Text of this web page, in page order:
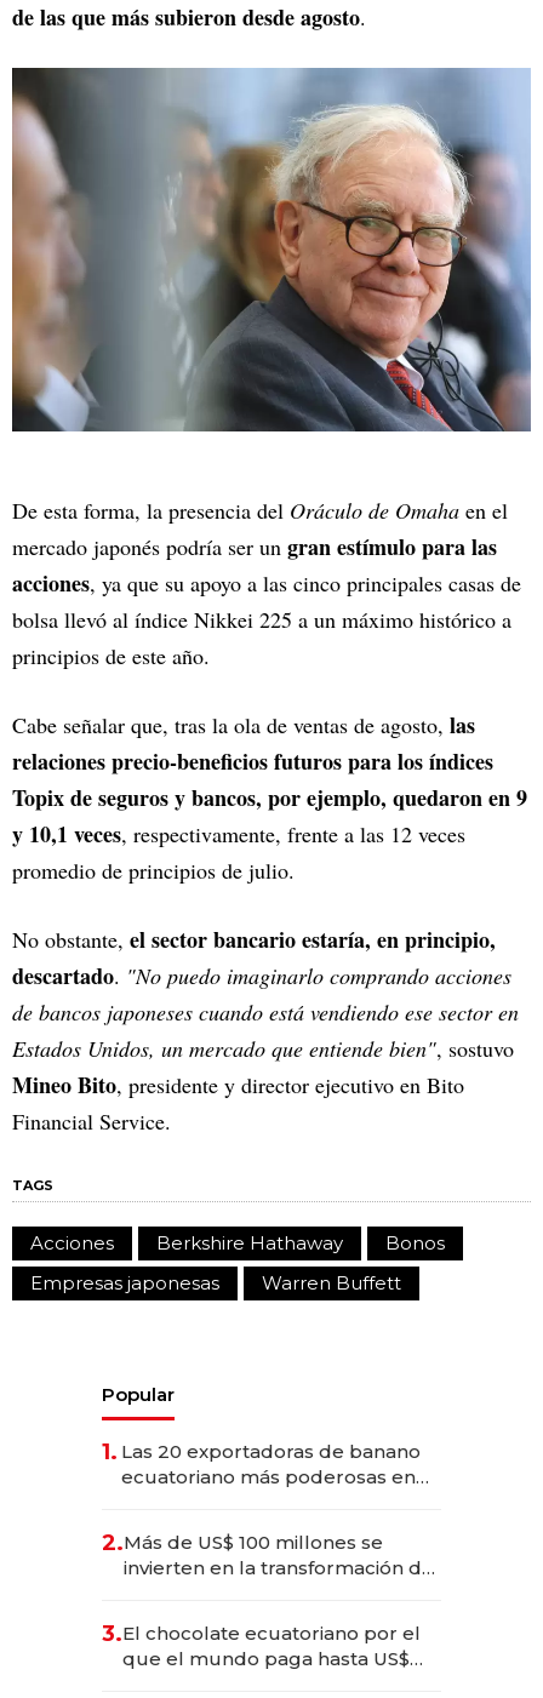
de las que más subieron desde agosto.
De esta forma, la presencia del Oráculo de Omaha en el
mercado japonés podría ser un gran estímulo para las
acciones, ya que su apoyo a las cinco principales casas de
bolsa llevó al índice Nikkei 225 a un máximo histórico a
principios de este año.
Cabe señalar que, tras la ola de ventas de agosto, las
relaciones precio-beneficios futuros para los índices
Topix de seguros y bancos, por ejemplo, quedaron en 9
y 10,1 veces, respectivamente, frente a las 12 veces
promedio de principios de julio.
No obstante, el sector bancario estaría, en principio,
descartado. "No puedo imaginarlo comprando acciones
de bancos japoneses cuando está vendiendo ese sector en
Estados Unidos, un mercado que entiende bien", sostuvo
Mineo Bito, presidente y director ejecutivo en Bito
Financial Service.
TAGS
Acciones Berkshire Hathaway
Bonos
Empresas japonesas
Warren Buffett
Popular
1. Las 20 exportadoras de banano
ecuatoriano más poderosas en
2.Más de US$ 100 millones se
invierten en la transformación de
3.El chocolate ecuatoriano por el
que el mundo paga hasta US$